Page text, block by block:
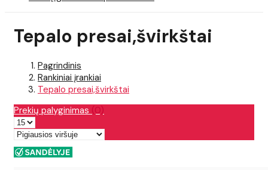
Tepalo presai,švirkštai
Pagrindinis
Rankiniai įrankiai
Tepalo presai,švirkštai
Prekių palyginimas (0)